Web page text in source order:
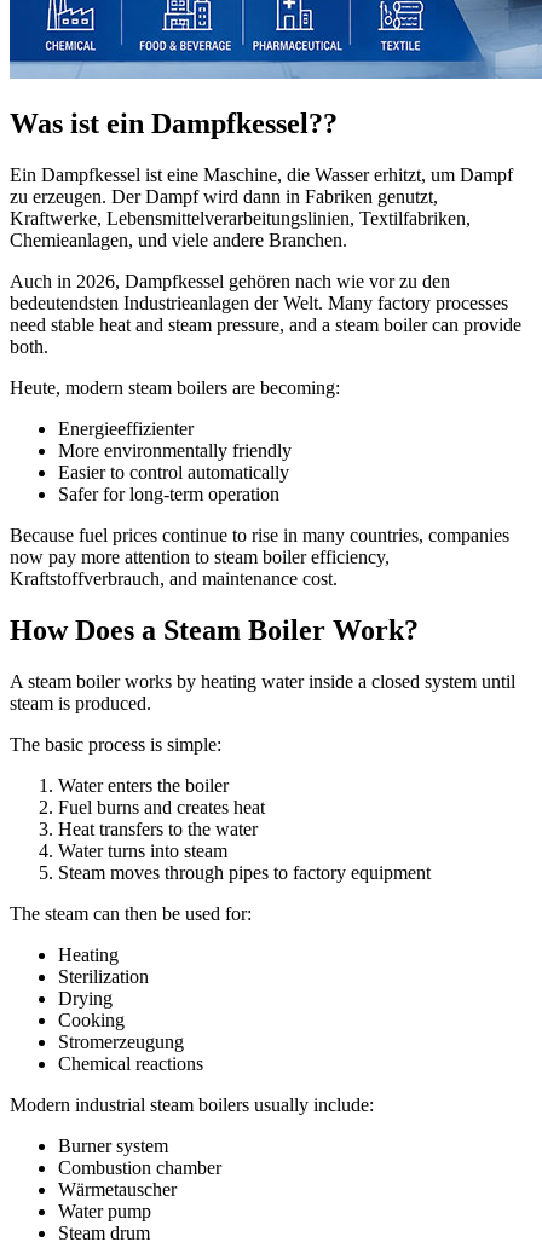
Was ist ein Dampfkessel??
Ein Dampfkessel ist eine Maschine, die Wasser erhitzt, um Dampf
zu erzeugen. Der Dampf wird dann in Fabriken genutzt,
Kraftwerke, Lebensmittelverarbeitungslinien, Textilfabriken,
Chemieanlagen, und viele andere Branchen.
Auch in 2026, Dampfkessel gehören nach wie vor zu den
bedeutendsten Industrieanlagen der Welt. Many factory processes
need stable heat and steam pressure, and a steam boiler can provide
both.
Heute, modern steam boilers are becoming:
Energieeffizienter
More environmentally friendly
Easier to control automatically
Safer for long-term operation
Because fuel prices continue to rise in many countries, companies
now pay more attention to steam boiler efficiency,
Kraftstoffverbrauch, and maintenance cost.
How Does a Steam Boiler Work?
A steam boiler works by heating water inside a closed system until
steam is produced.
The basic process is simple:
Water enters the boiler
Fuel burns and creates heat
Heat transfers to the water
Water turns into steam
Steam moves through pipes to factory equipment
The steam can then be used for:
Heating
Sterilization
Drying
Cooking
Stromerzeugung
Chemical reactions
Modern industrial steam boilers usually include:
Burner system
Combustion chamber
Wärmetauscher
Water pump
Steam drum